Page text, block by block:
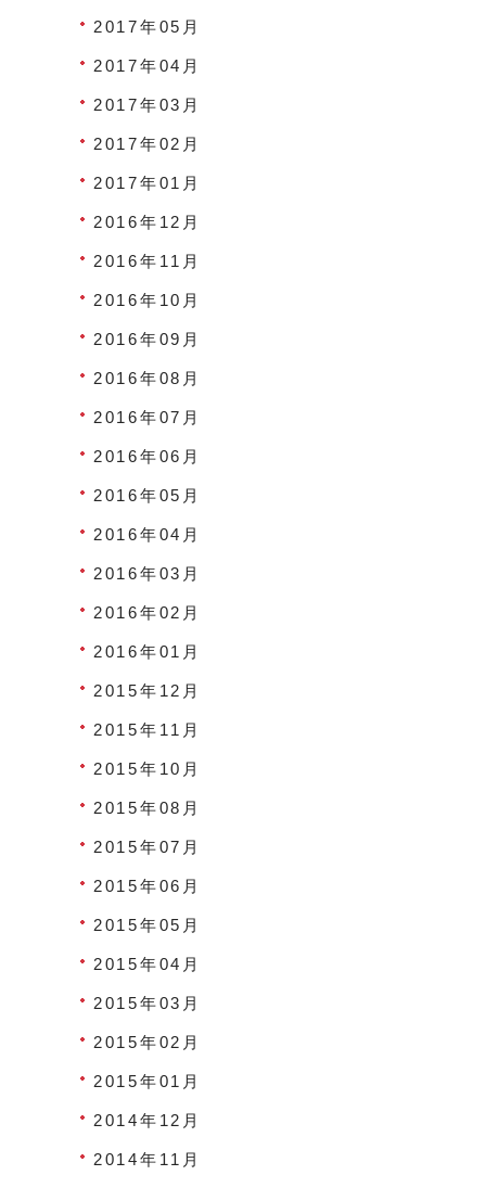
2017年05月
2017年04月
2017年03月
2017年02月
2017年01月
2016年12月
2016年11月
2016年10月
2016年09月
2016年08月
2016年07月
2016年06月
2016年05月
2016年04月
2016年03月
2016年02月
2016年01月
2015年12月
2015年11月
2015年10月
2015年08月
2015年07月
2015年06月
2015年05月
2015年04月
2015年03月
2015年02月
2015年01月
2014年12月
2014年11月